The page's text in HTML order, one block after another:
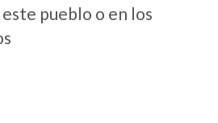
pueblo o en los